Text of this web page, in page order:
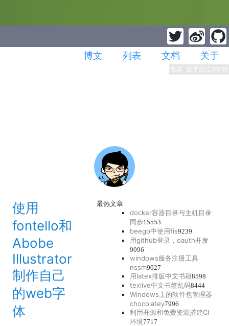
博文 列表 文档 关于
老家 摄于2020年秋
使用
fontello和
Abobe
Illustrator
制作自己
的web字
体
最热文章
docker容器目录与主机目录
同步15553
beego中使用fis9239
用github登录，oauth开发
9096
windows服务注册工具
nssm9027
用latex排版中文书籍8598
texlive中文书签乱码8444
Windows上的软件包管理器
chocolatey7996
利用开源和免费资源搭建CI
环境7717